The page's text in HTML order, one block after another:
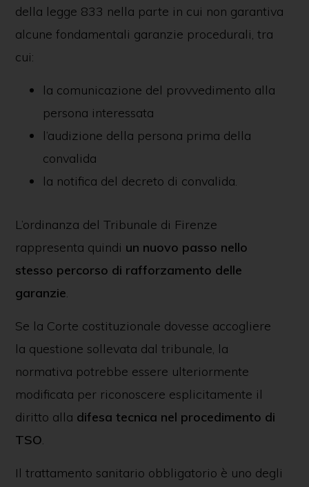
della legge 833 nella parte in cui non garantiva
alcune fondamentali garanzie procedurali, tra
cui:
la comunicazione del provvedimento alla
persona interessata
l’audizione della persona prima della
convalida
la notifica del decreto di convalida.
L’ordinanza del Tribunale di Firenze
rappresenta quindi un nuovo passo nello
stesso percorso di rafforzamento delle
garanzie.
Se la Corte costituzionale dovesse accogliere
la questione sollevata dal tribunale, la
normativa potrebbe essere ulteriormente
modificata per riconoscere esplicitamente il
diritto alla difesa tecnica nel procedimento di
TSO.
Il trattamento sanitario obbligatorio è uno degli